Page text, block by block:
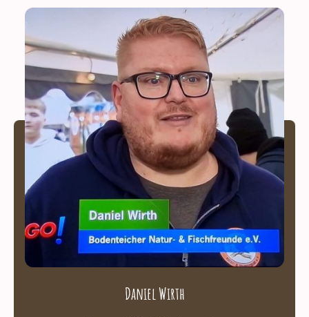
Daniel Wirth